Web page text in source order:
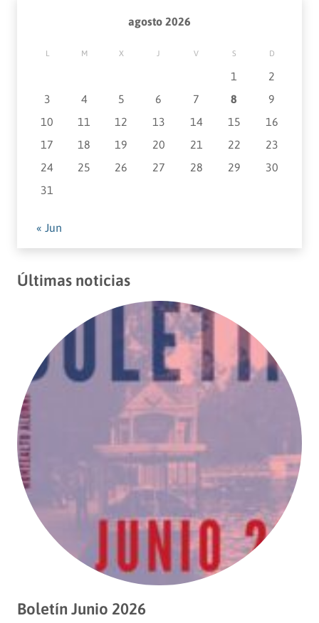
agosto 2026
L M X J V S D
1
2
3
4 5 6 7 8
9
10
11 12 13 14 15
16
17
18 19 20 21 22
23
24
25 26 27 28 29
30
31
« Jun
Últimas noticias
Boletín Junio 2026